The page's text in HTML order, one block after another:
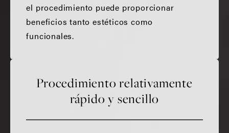
el procedimiento puede proporcionar
beneficios tanto estéticos como
funcionales.
Procedimiento relativamente
rápido y sencillo